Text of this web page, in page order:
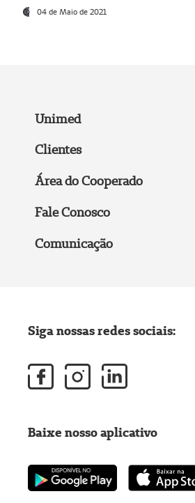
04 de Maio de 2021
Unimed
Clientes
Área do Cooperado
Fale Conosco
Comunicação
Siga nossas redes sociais:
Baixe nosso aplicativo